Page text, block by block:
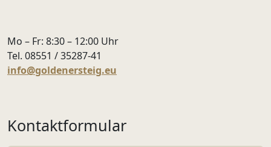
Mo – Fr: 8:30 – 12:00 Uhr
Tel. 08551 / 35287-41
info@goldenersteig.eu
Kontaktformular